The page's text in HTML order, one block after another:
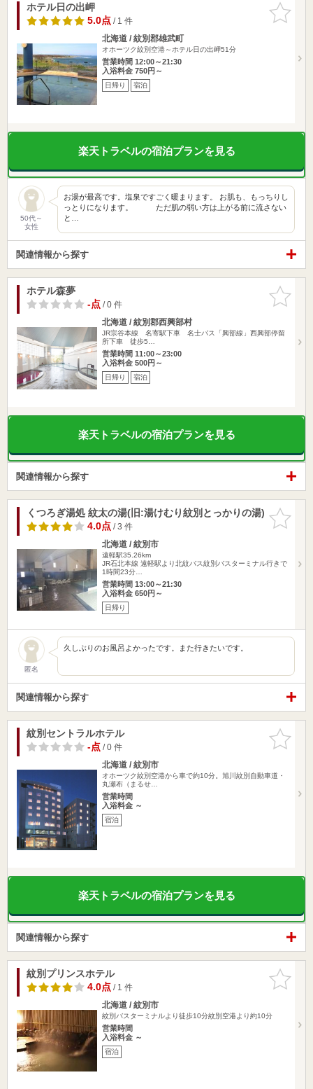
お気に入
りに追加
ホテル日の出岬
5.0点/ 1 件
北海道 / 紋別郡雄武町
オホーツク紋別空港～ホテル日の出岬51分
営業時間 12:00～21:30
入浴料金 750円～
日帰り 宿泊
楽天トラベルの宿泊プランを見る
50代～
女性
お湯が最高です。塩泉ですごく暖まります。 お肌も、もっちりし
っとりになります。 ただ肌の弱い方は上がる前に流さない
と…
関連情報から探す
お気に入
りに追加
ホテル森夢
-点/ 0 件
北海道 / 紋別郡西興部村
JR宗谷本線 名寄駅下車 名士バス「興部線」西興部停留
所下車 徒歩5…
営業時間 11:00～23:00
入浴料金 500円～
日帰り 宿泊
楽天トラベルの宿泊プランを見る
関連情報から探す
お気に入
りに追加
くつろぎ湯処 紋太の湯(旧:湯けむり紋別とっかりの湯)
4.0点/ 3 件
北海道 / 紋別市
遠軽駅35.26km
JR石北本線 遠軽駅より北紋バス紋別バスターミナル行きで
1時間23分…
営業時間 13:00～21:30
入浴料金 650円～
日帰り
匿名
久しぶりのお風呂よかったです。また行きたいです。
関連情報から探す
お気に入
りに追加
紋別セントラルホテル
-点/ 0 件
北海道 / 紋別市
オホーツク紋別空港から車で約10分。旭川紋別自動車道・
丸瀬布（まるせ…
営業時間
入浴料金 ～
宿泊
楽天トラベルの宿泊プランを見る
関連情報から探す
お気に入
りに追加
紋別プリンスホテル
4.0点/ 1 件
北海道 / 紋別市
紋別バスターミナルより徒歩10分紋別空港より約10分
営業時間
入浴料金 ～
宿泊